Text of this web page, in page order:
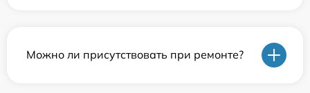
Можно ли присутствовать при ремонте?